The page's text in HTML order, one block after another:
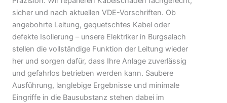
sicher und nach aktuellen VDE-Vorschriften. Ob
angebohrte Leitung, gequetschtes Kabel oder
defekte Isolierung – unsere Elektriker in Burgsalach
stellen die vollständige Funktion der Leitung wieder
her und sorgen dafür, dass Ihre Anlage zuverlässig
und gefahrlos betrieben werden kann. Saubere
Ausführung, langlebige Ergebnisse und minimale
Eingriffe in die Bausubstanz stehen dabei im